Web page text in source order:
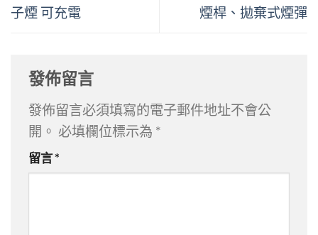
子煙 可充電
煙桿、拋棄式煙彈
發佈留言
發佈留言必須填寫的電子郵件地址不會公
開。 必填欄位標示為 *
留言*